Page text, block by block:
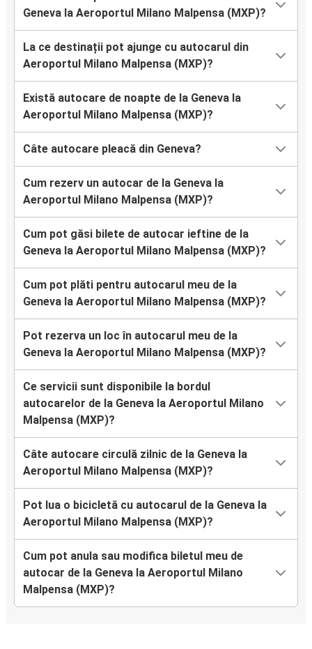
Geneva la Aeroportul Milano Malpensa (MXP)?
La ce destinații pot ajunge cu autocarul din
Aeroportul Milano Malpensa (MXP)?
Există autocare de noapte de la Geneva la
Aeroportul Milano Malpensa (MXP)?
Câte autocare pleacă din Geneva?
Cum rezerv un autocar de la Geneva la
Aeroportul Milano Malpensa (MXP)?
Cum pot găsi bilete de autocar ieftine de la
Geneva la Aeroportul Milano Malpensa (MXP)?
Cum pot plăti pentru autocarul meu de la
Geneva la Aeroportul Milano Malpensa (MXP)?
Pot rezerva un loc în autocarul meu de la
Geneva la Aeroportul Milano Malpensa (MXP)?
Ce servicii sunt disponibile la bordul
autocarelor de la Geneva la Aeroportul Milano
Malpensa (MXP)?
Câte autocare circulă zilnic de la Geneva la
Aeroportul Milano Malpensa (MXP)?
Pot lua o bicicletă cu autocarul de la Geneva la
Aeroportul Milano Malpensa (MXP)?
Cum pot anula sau modifica biletul meu de
autocar de la Geneva la Aeroportul Milano
Malpensa (MXP)?